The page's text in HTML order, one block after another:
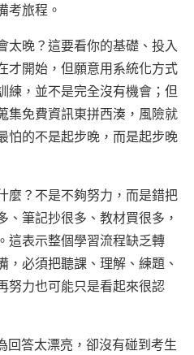
考旅程。
太晚？這要看你的基礎、投入
才開始，但願意用系統化方式
練，並不是完全沒有機會；但
集免費資訊東拼西湊，風險就
怕的不是起步晚，而是起步晚
麼？不是不夠努力，而是錯把
筆記抄很多、教材買很多，
這表示整個學習流程缺乏轉
必須把聽課、理解、練題、
努力也可能只是看起來很認
回答太漂亮，卻沒有碰到考生